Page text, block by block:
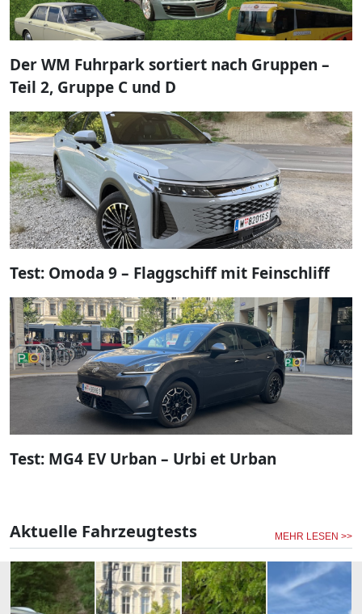
Der WM Fuhrpark sortiert nach Gruppen –
Teil 2, Gruppe C und D
Test: Omoda 9 – Flaggschiff mit Feinschliff
Test: MG4 EV Urban – Urbi et Urban
Aktuelle Fahrzeugtests MEHR LESEN >>